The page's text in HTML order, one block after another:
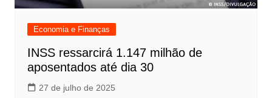
Economia e Finanças
INSS ressarcirá 1.147 milhão de
aposentados até dia 30
27 de julho de 2025